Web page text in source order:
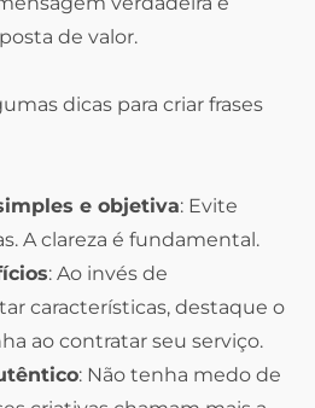
de valor.
dicas para criar frases
e objetiva: Evite
A clareza é fundamental.
: Ao invés de
características, destaque o
ao contratar seu serviço.
: Não tenha medo de